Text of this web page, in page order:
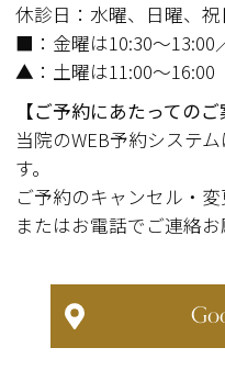
休診日：水曜、日曜、祝
■：金曜は10:30～13:00
▲：土曜は11:00～16:00
【ご予約にあたってのご
当院のWEB予約システ
す。
ご予約のキャンセル・
またはお電話でご連絡お